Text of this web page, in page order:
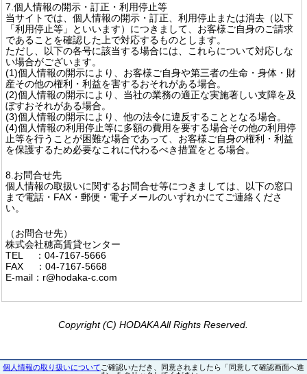
7.個人情報の開示・訂正・利用停止等
当サイトでは、個人情報の開示・訂正、利用停止または消去（以下
「利用停止等」といいます）につきまして、お客様ご自身のご請求
であることを確認した上で対応するものとします。
ただし、以下の各号に該当する場合には、これらについて対応しな
い場合がございます。
(1)個人情報の開示により、お客様ご自身や第三者の生命・身体・財
産その他の権利・利益を害するおそれがある場合。
(2)個人情報の開示により、当社の業務の適正な実施著しい支障を及
ぼすおそれがある場合。
(3)個人情報の開示により、他の法令に違反することとなる場合。
(4)個人情報の利用停止等に多額の費用を要する場合その他の利用停
止等を行うことが困難な場合であって、お客様ご自身の権利・利益
を保護するため必要なこれに代わるべき措置をとる場合。
8.お問合せ先
個人情報の取扱いに関するお問合せ等につきましては、以下の窓口
まで電話・FAX・郵便・電子メールのいずれかにてご連絡くださ
い。
（お問合せ先）
株式会社穂高賃貸センター
TEL ：04-7167-5666
FAX ：04-7167-5668
E-mail：r@hodaka-c.com
Copyright (C) HODAKA All Rights Reserved.
個人情報の取り扱いについて ご確認いただき、同意されましたら「同意して確認画面へ進